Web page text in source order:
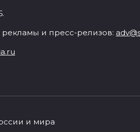
и пресс-релизов:
и мира